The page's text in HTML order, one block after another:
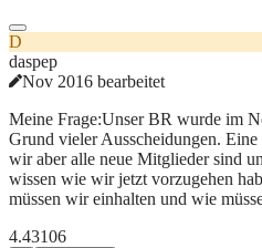
D
daspep
Nov 2016 bearbeitet
Meine Frage:Unser BR wurde im
Grund vieler Ausscheidungen.
wir aber alle neue Mitglieder sind
wissen wie wir jetzt vorzugehen
müssen wir einhalten und wie
4.43106